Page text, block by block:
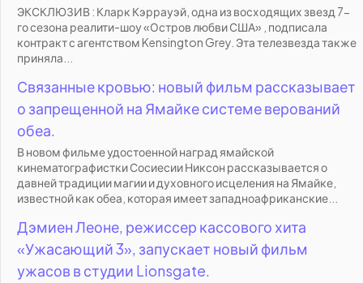
ЭКСКЛЮЗИВ : Кларк Кэррауэй, одна из восходящих звезд 7-
го сезона реалити-шоу «Остров любви США» , подписала
контракт с агентством Kensington Grey. Эта телезвезда также
приняла...
Связанные кровью: новый фильм рассказывает
о запрещенной на Ямайке системе верований
обеа.
В новом фильме удостоенной наград ямайской
кинематографистки Сосиесии Никсон рассказывается о
давней традиции магии и духовного исцеления на Ямайке,
известной как обеа, которая имеет западноафриканские...
Дэмиен Леоне, режиссер кассового хита
«Ужасающий 3», запускает новый фильм
ужасов в студии Lionsgate.